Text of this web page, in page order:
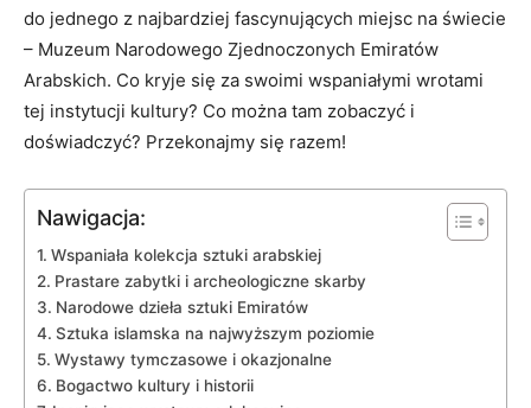
do jednego ​z najbardziej fascynujących miejsc na ⁢świecie
– Muzeum⁤ Narodowego Zjednoczonych Emiratów
Arabskich. Co kryje się za⁣ swoimi wspaniałymi wrotami
tej instytucji kultury? Co⁤ można tam zobaczyć‍ i
doświadczyć? Przekonajmy się⁣ razem!
Nawigacja:
Wspaniała kolekcja sztuki arabskiej
Prastare zabytki i archeologiczne skarby
Narodowe ​dzieła sztuki Emiratów
Sztuka islamska na najwyższym⁢ poziomie
Wystawy tymczasowe i okazjonalne
Bogactwo‌ kultury i ​historii